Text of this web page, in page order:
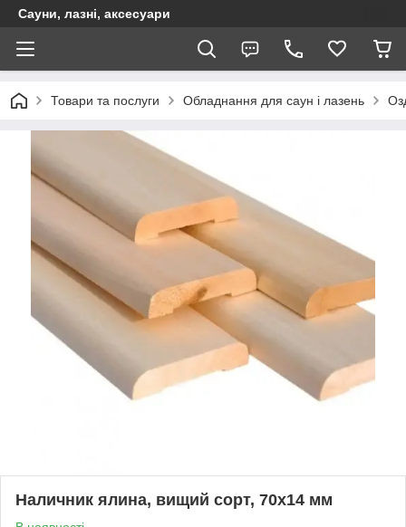
Сауни, лазні, аксесуари
Товари та послуги Обладнання для саун і лазень
Наличник ялина, вищий сорт, 70х14 мм